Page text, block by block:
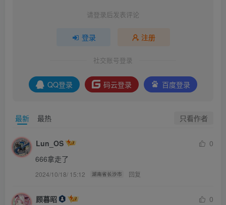
请登录后发表评论
登录 注册
社交账号登录
QQ登录 码云登录 百度登录
最新 最热 只看作者
Lun_OS
0
666拿走了
2024/10/18/ 15:12 湖南省长沙市 回复
顾暮昭
0